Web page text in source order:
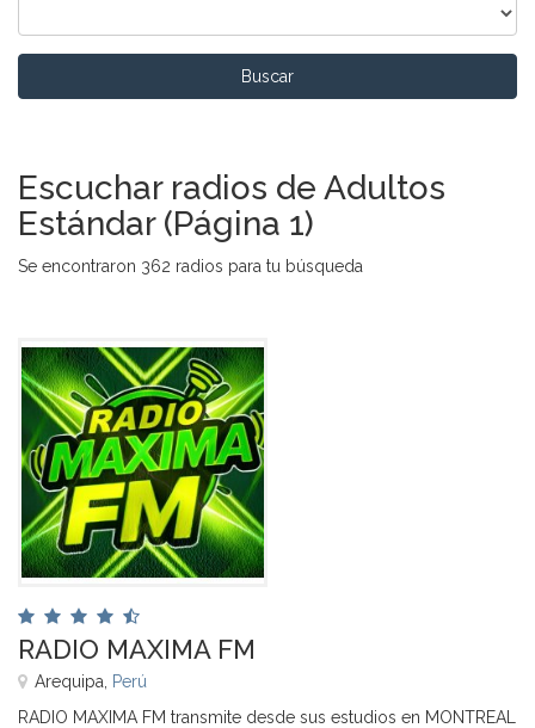
Buscar
Escuchar radios de Adultos
Estándar (Página 1)
Se encontraron 362 radios para tu búsqueda
RADIO MAXIMA FM
Arequipa, Perú
RADIO MAXIMA FM transmite desde sus estudios en MONTREAL